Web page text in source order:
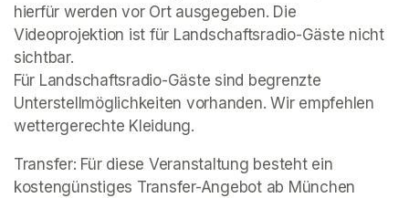
hierfür werden vor Ort ausgegeben. Die
Videoprojektion ist für Landschaftsradio-Gäste nicht
sichtbar.
Für Landschaftsradio-Gäste sind begrenzte
Unterstellmöglichkeiten vorhanden. Wir empfehlen
wettergerechte Kleidung.
Transfer: Für diese Veranstaltung besteht ein
kostengünstiges Transfer-Angebot ab München